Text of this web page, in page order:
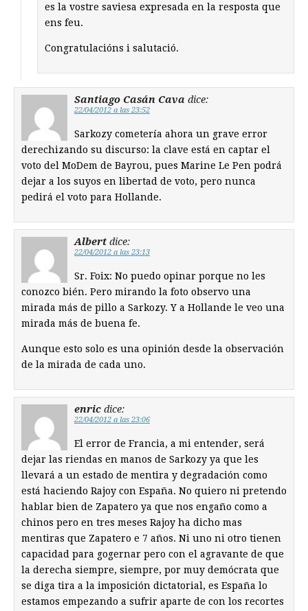
es la vostre saviesa expresada en la resposta que
ens feu.
Congratulacións i salutació.
Santiago Casán Cava dice:
22/04/2012 a las 23:52
Sarkozy cometería ahora un grave error
derechizando su discurso: la clave está en captar el
voto del MoDem de Bayrou, pues Marine Le Pen podrá
dejar a los suyos en libertad de voto, pero nunca
pedirá el voto para Hollande.
Albert dice:
22/04/2012 a las 23:13
Sr. Foix: No puedo opinar porque no les
conozco bién. Pero mirando la foto observo una
mirada más de pillo a Sarkozy. Y a Hollande le veo una
mirada más de buena fe.
Aunque esto solo es una opinión desde la observación
de la mirada de cada uno.
enric dice:
22/04/2012 a las 23:06
El error de Francia, a mi entender, será
dejar las riendas en manos de Sarkozy ya que les
llevará a un estado de mentira y degradación como
está haciendo Rajoy con España. No quiero ni pretendo
hablar bien de Zapatero ya que nos engaño como a
chinos pero en tres meses Rajoy ha dicho mas
mentiras que Zapatero e 7 años. Ni uno ni otro tienen
capacidad para gogernar pero con el agravante de que
la derecha siempre, siempre, por muy demócrata que
se diga tira a la imposición dictatorial, es España lo
estamos empezando a sufrir aparte de con los recortes